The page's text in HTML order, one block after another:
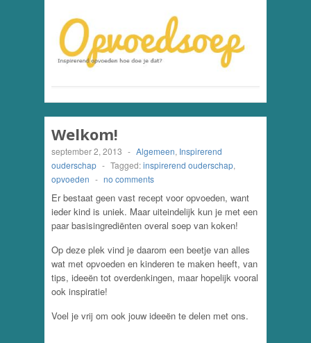
Welkom!
september 2, 2013 - Algemeen, Inspirerend
ouderschap - Tagged:inspirerend ouderschap,
opvoeden - no comments
Er bestaat geen vast recept voor opvoeden, want
ieder kind is uniek. Maar uiteindelijk kun je met een
paar basisingrediënten overal soep van koken!
Op deze plek vind je daarom een beetje van alles
wat met opvoeden en kinderen te maken heeft, van
tips, ideeën tot overdenkingen, maar hopelijk vooral
ook inspiratie!
Voel je vrij om ook jouw ideeën te delen met ons.